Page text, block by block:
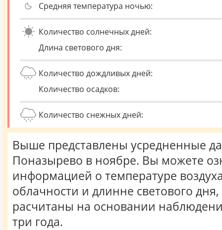
Средняя температура ночью:
Количество солнечных дней:
Длина светового дня:
Количество дождливых дней:
Количество осадков:
Количество снежных дней:
Выше представлены усредненные
Поназырево в ноябре. Вы можете
информацией о температуре
облачности и длинне светового
расчитаны на основании
три года.